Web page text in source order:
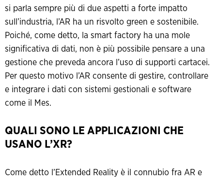
si parla sempre più di due aspetti a forte impatto
sull’industria, l’AR ha un risvolto green e sostenibile.
Poiché, come detto, la smart factory ha una mole
significativa di dati, non è più possibile pensare a una
gestione che preveda ancora l’uso di supporti cartacei.
Per questo motivo l’AR consente di gestire, controllare
e integrare i dati con sistemi gestionali e software
come il Mes.
QUALI SONO LE APPLICAZIONI CHE
USANO L’XR?
Come detto l’Extended Reality è il connubio fra AR e